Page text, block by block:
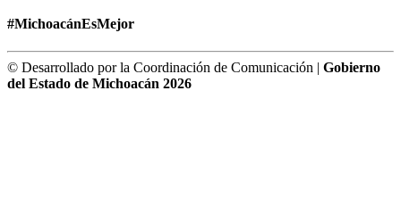
#MichoacánEsMejor
© Desarrollado por la Coordinación de Comunicación | Gobierno
del Estado de Michoacán 2026